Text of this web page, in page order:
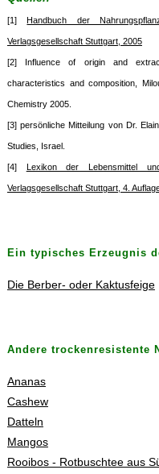
[1]Handbuch der
Verlagsgesellschaft Stuttgart, 2005
[2] Influence of origin and
characteristics and composition,
Chemistry 2005.
[3] persönliche Mitteilung von Dr.
Studies, Israel.
[4] Lexikon der Lebensmittel
Verlagsgesellschaft Stuttgart, 4.
Ein typisches Erzeugnis
Die Berber- oder Kaktusfeige
Andere trockenresistente
Ananas
Cashew
Datteln
Mangos
Rooibos - Rotbuschtee aus